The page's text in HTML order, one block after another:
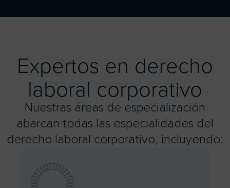
Expertos en derecho
laboral corporativo
Nuestras áreas de especialización
abarcan todas las especialidades del
derecho laboral corporativo, incluyendo: